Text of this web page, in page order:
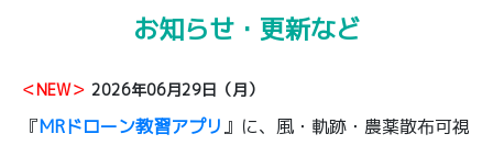
お知らせ・更新など
＜NEW＞ 2026年06月29日（月）
『MRドローン教習アプリ』に、風・軌跡・農薬散布可視